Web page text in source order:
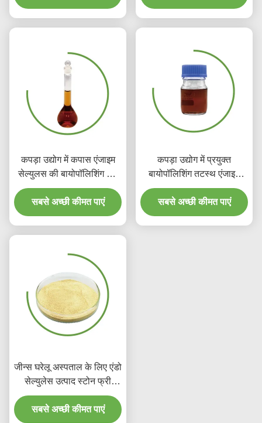
कपड़ा उद्योग में कपास एंजाइम
सेल्युलस की बायोपॉलिशिंग जैव
धुलाई को डिफ्यूज कर रही है
सबसे अच्छी कीमत पाएं
कपड़ा उद्योग में प्रयुक्त
बायोपॉलिशिंग तटस्थ एंजाइम
कपड़े डाई रसायन
सबसे अच्छी कीमत पाएं
जीन्स घरेलू अस्पताल के लिए एंडो
सेल्युलेस उत्पाद स्टोन फ्री
एंजाइम वॉश
सबसे अच्छी कीमत पाएं